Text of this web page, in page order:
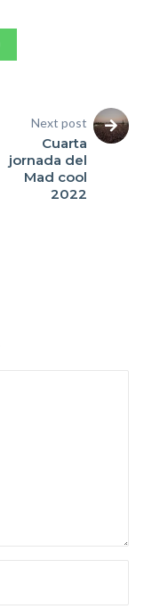
Next post
Cuarta
jornada del
Mad cool
2022